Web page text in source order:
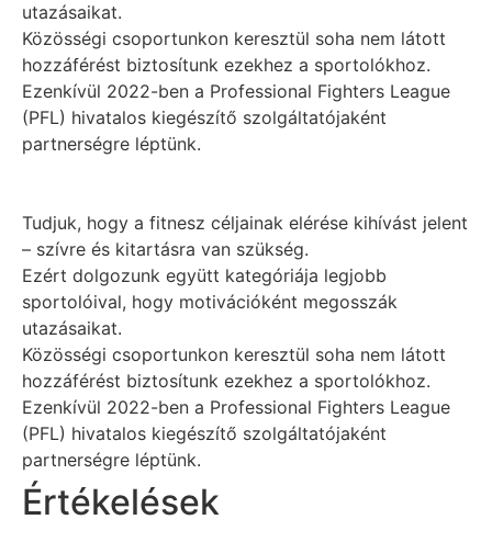
utazásaikat.
Közösségi csoportunkon keresztül soha nem látott
hozzáférést biztosítunk ezekhez a sportolókhoz.
Ezenkívül 2022-ben a Professional Fighters League
(PFL) hivatalos kiegészítő szolgáltatójaként
partnerségre léptünk.
Tudjuk, hogy a fitnesz céljainak elérése kihívást jelent
– ​​szívre és kitartásra van szükség.
Ezért dolgozunk együtt kategóriája legjobb
sportolóival, hogy motivációként megosszák
utazásaikat.
Közösségi csoportunkon keresztül soha nem látott
hozzáférést biztosítunk ezekhez a sportolókhoz.
Ezenkívül 2022-ben a Professional Fighters League
(PFL) hivatalos kiegészítő szolgáltatójaként
partnerségre léptünk.
Értékelések